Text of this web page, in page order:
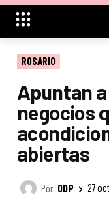
ROSARIO
Apuntan
negocios
abiertas
Por ODP 27